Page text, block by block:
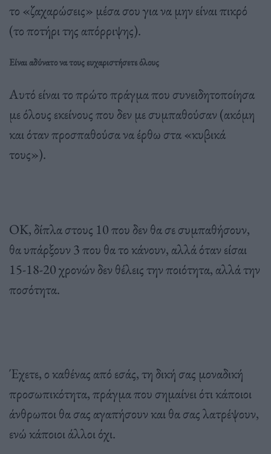
το «ζαχαρώσεις» μέσα σου για να μην είναι πικρό
(το ποτήρι της απόρριψης).
Είναι αδύνατο να τους ευχαριστήσετε όλους
Αυτό είναι το πρώτο πράγμα που συνειδητοποίησα
με όλους εκείνους που δεν με συμπαθούσαν (ακόμη
και όταν προσπαθούσα να έρθω στα «κυβικά
τους»).
ΟK, δίπλα στους 10 που δεν θα σε συμπαθήσουν,
θα υπάρξουν 3 που θα το κάνουν, αλλά όταν είσαι
15-18-20 χρονών δεν θέλεις την ποιότητα, αλλά την
ποσότητα.
Έχετε, ο καθένας από εσάς, τη δική σας μοναδική
προσωπικότητα, πράγμα που σημαίνει ότι κάποιοι
άνθρωποι θα σας αγαπήσουν και θα σας λατρέψουν,
ενώ κάποιοι άλλοι όχι.